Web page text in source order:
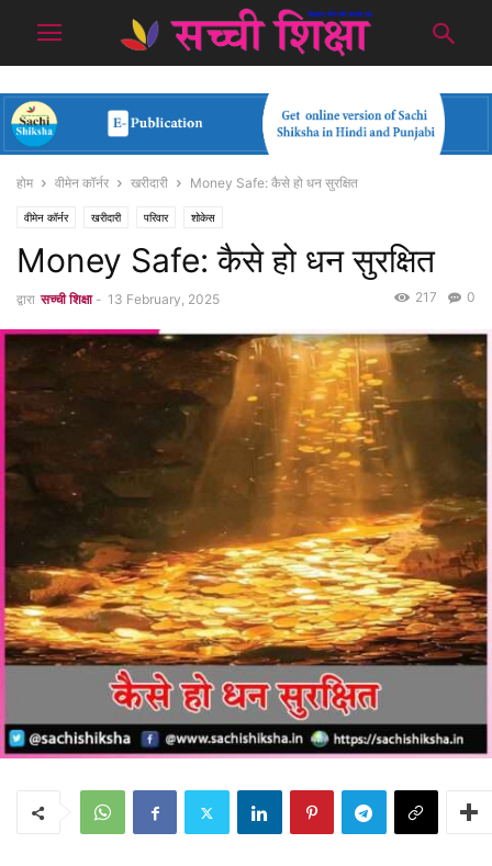
होम वीमेन कॉर्नर खरीदारी Money Safe: कैसे हो धन सुरक्षित
वीमेन कॉर्नर खरीदारी परिवार शोकेस
Money Safe: कैसे हो धन सुरक्षित
द्वारा सच्ची शिक्षा - 13 February, 2025 0
217